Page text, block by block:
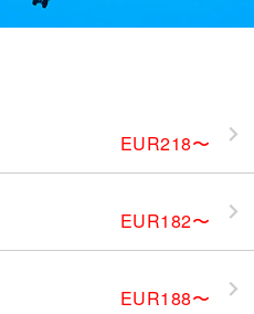
EUR218〜
EUR182〜
EUR188〜